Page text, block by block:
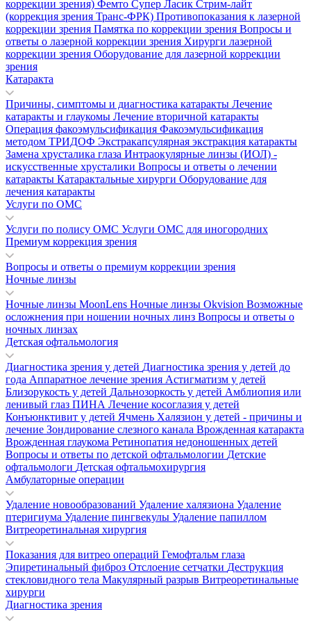
коррекции зрения) Фемто Супер Ласик Стрим-лайт
(коррекция зрения Транс-ФРК) Противопоказания к лазерной
коррекции зрения Памятка по коррекции зрения Вопросы и
ответы о лазерной коррекции зрения Хирурги лазерной
коррекции зрения Оборудование для лазерной коррекции
зрения
Катаракта
Причины, симптомы и диагностика катаракты Лечение
катаракты и глаукомы Лечение вторичной катаракты
Операция факоэмульсификация Факоэмульсификация
методом ТРИДОФ Экстракапсулярная экстракция катаракты
Замена хрусталика глаза Интраокулярные линзы (ИОЛ) -
искусственные хрусталики Вопросы и ответы о лечении
катаракты Катарактальные хирурги Оборудование для
лечения катаракты
Услуги по ОМС
Услуги по полису ОМС Услуги ОМС для иногородних
Премиум коррекция зрения
Вопросы и ответы о премиум коррекции зрения
Ночные линзы
Ночные линзы MoonLens Ночные линзы Okvision Возможные
осложнения при ношении ночных линз Вопросы и ответы о
ночных линзах
Детская офтальмология
Диагностика зрения у детей Диагностика зрения у детей до
года Аппаратное лечение зрения Астигматизм у детей
Близорукость у детей Дальнозоркость у детей Амблиопия или
ленивый глаз ПИНА Лечение косоглазия у детей
Конъюнктивит у детей Ячмень Халязион у детей - причины и
лечение Зондирование слезного канала Врожденная катаракта
Врожденная глаукома Ретинопатия недоношенных детей
Вопросы и ответы по детской офтальмологии Детские
офтальмологи Детская офтальмохирургия
Амбулаторные операции
Удаление новообразований Удаление халязиона Удаление
птеригиума Удаление пингвекулы Удаление папиллом
Витреоретинальная хирургия
Показания для витрео операций Гемофтальм глаза
Эпиретинальный фиброз Отслоение сетчатки Деструкция
стекловидного тела Макулярный разрыв Витреоретинальные
хирурги
Диагностика зрения